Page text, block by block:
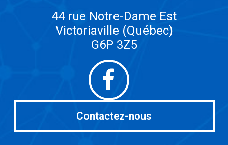
44 rue Notre-Dame Est
Victoriaville (Québec)
G6P 3Z5
Facebook
Contactez-nous